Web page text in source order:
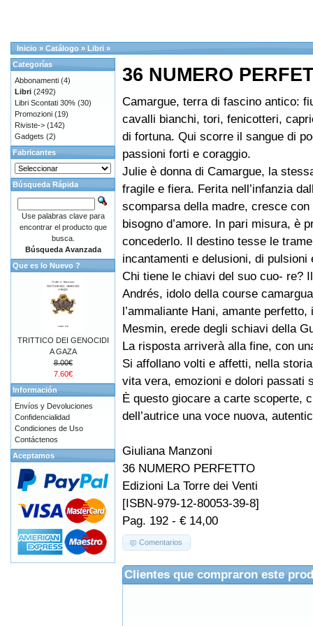
Inicio » Catálogo » Libri »
36 NUMERO
Camargue, terra di fascino antico:
cavalli bianchi, tori, fenicotteri,
di fortuna. Qui scorre il sangue di
passioni forti e coraggio.
Julie è donna di Camargue, la
fragile e fiera. Ferita nell’infanzia
scomparsa della madre, cresce con
bisogno d’amore. In pari misura, è
concederlo. Il destino tesse le
incantamenti e delusioni, di pulsioni
Chi tiene le chiavi del suo cuo- re?
Andrés, idolo della course
l’ammaliante Hani, amante perfetto,
Mesmin, erede degli schiavi della
La risposta arriverà alla fine, con
Si affollano volti e affetti, nella
vita vera, emozioni e dolori passati
È questo giocare a carte scoperte,
dell’autrice una voce nuova,
Giuliana Manzoni
36 NUMERO PERFETTO
Edizioni La Torre dei Venti
[ISBN-979-12-80053-39-8]
Pag. 192 - € 14,00
Comentarios
Clientes que compraron este
Categorías
Abbonamenti (4)
Libri (2492)
Libri Scontati 30% (30)
Promozioni (19)
Riviste-> (142)
Gadgets (2)
Fabricantes
Búsqueda Rápida
Use palabras clave para
encontrar el producto que
busca.
Búsqueda Avanzada
Que es lo Nuevo ?
TRITTICO DEI GENOCIDI
A GAZA
8.00€
7.60€
Información
Envíos y Devoluciones
Confidencialidad
Condiciones de Uso
Contáctenos
Aceptamos